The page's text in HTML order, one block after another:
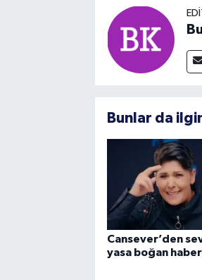
Bunlar da
Cansever’den
yasa boğan haber